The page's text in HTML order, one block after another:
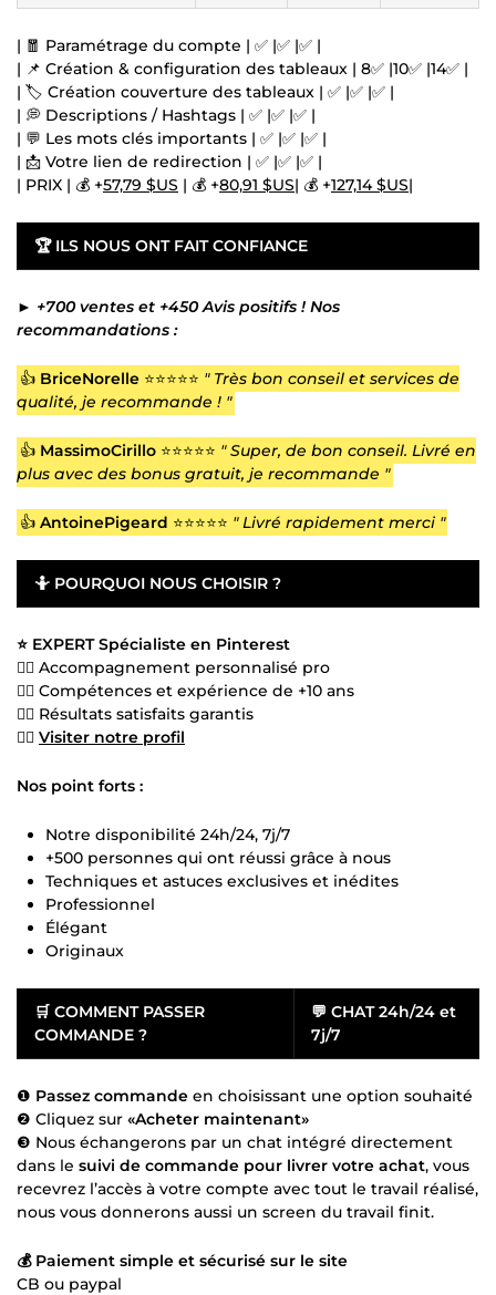
| 🧧 Paramétrage du compte | ✅ |✅ |✅ |
| 📌 Création & configuration des tableaux | 8✅ |10✅ |14✅ |
| 🏷️ Création couverture des tableaux | ✅ |✅ |✅ |
| 💭 Descriptions / Hashtags | ✅ |✅ |✅ |
| 💬 Les mots clés importants | ✅ |✅ |✅ |
| 📩 Votre lien de redirection | ✅ |✅ |✅ |
| PRIX | 💰 +57,79 $US | 💰 +80,91 $US| 💰 +127,14 $US|
🏆 ILS NOUS ONT FAIT CONFIANCE
► +700 ventes et +450 Avis positifs ! Nos
recommandations :
👍 BriceNorelle⭐⭐⭐⭐⭐ " Très bon conseil et services de
qualité, je recommande ! "
👍 MassimoCirillo⭐⭐⭐⭐⭐ " Super, de bon conseil. Livré en
plus avec des bonus gratuit, je recommande "
👍 AntoinePigeard ⭐⭐⭐⭐⭐ " Livré rapidement merci "
🤷 POURQUOI NOUS CHOISIR ?
⭐ EXPERT Spécialiste en Pinterest
👍🏻 Accompagnement personnalisé pro
👍🏻 Compétences et expérience de +10 ans
👍🏻 Résultats satisfaits garantis
👍🏻 Visiter notre profil
Nos point forts :
Notre disponibilité 24h/24, 7j/7
+500 personnes qui ont réussi grâce à nous
Techniques et astuces exclusives et inédites
Professionnel
Élégant
Originaux
🛒 COMMENT PASSER
COMMANDE ?
💬 CHAT 24h/24 et
7j/7
❶ Passez commande en choisissant une option souhaité
❷ Cliquez sur «Acheter maintenant»
❸ Nous échangerons par un chat intégré directement
dans le suivi de commande pour livrer votre achat, vous
recevrez l’accès à votre compte avec tout le travail réalisé,
nous vous donnerons aussi un screen du travail finit.
💰 Paiement simple et sécurisé sur le site
CB ou paypal